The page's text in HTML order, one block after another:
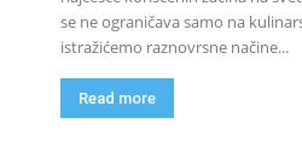
se ne ograničava samo na
istražićemo raznovrsne načine...
Read more